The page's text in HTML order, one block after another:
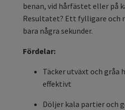
benan, vid hårfästet eller på
Resultatet? Ett fylligare och
bara några sekunder.
Fördelar:
Täcker utväxt och gråa
effektivt
Döljer kala partier och